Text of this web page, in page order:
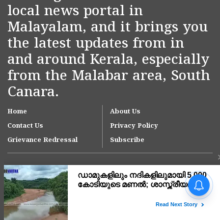
local news portal in
Malayalam, and it brings you
the latest updates from in
and around Kerala, especially
from the Malabar area, South
Canara.
Home
About Us
Contact Us
Privacy Policy
Grievance Redressal
Subscribe
Copyright © 2007-
വലിയപറമ്പിലെ
കടൽക്ഷോഭം;
ബാഗുകൾ സ്ഥാപിക്കാൻ